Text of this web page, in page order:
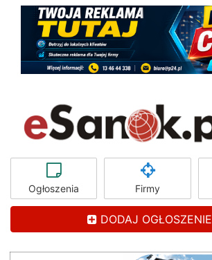
Ogłoszenia Firmy
DODAJ OGŁOSZENIE